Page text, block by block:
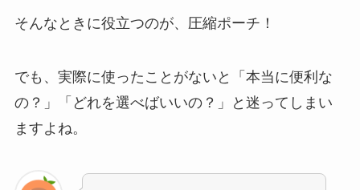
そんなときに役立つのが、圧縮ポーチ！
でも、実際に使ったことがないと「本当に便利な
の？」「どれを選べばいいの？」と迷ってしまい
ますよね。